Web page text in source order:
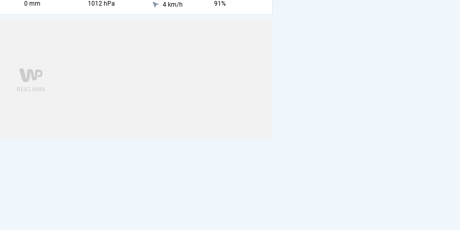
0 mm
1012 hPa
4 km/h
91%